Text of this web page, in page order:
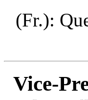
(Fr.):
Vice-